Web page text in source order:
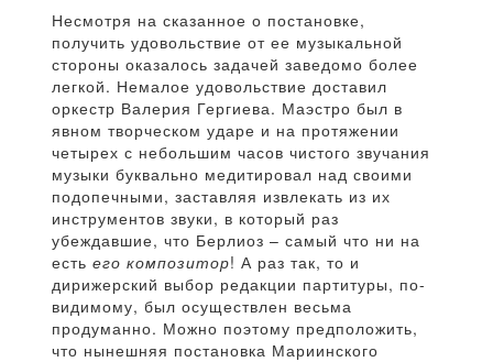
Несмотря на сказанное о постановке,
получить удовольствие от ее музыкальной
стороны оказалось задачей заведомо более
легкой. Немалое удовольствие доставил
оркестр Валерия Гергиева. Маэстро был в
явном творческом ударе и на протяжении
четырех с небольшим часов чистого звучания
музыки буквально медитировал над своими
подопечными, заставляя извлекать из их
инструментов звуки, в который раз
убеждавшие, что Берлиоз – самый что ни на
есть его композитор! А раз так, то и
дирижерский выбор редакции партитуры, по-
видимому, был осуществлен весьма
продуманно. Можно поэтому предположить,
что нынешняя постановка Мариинского